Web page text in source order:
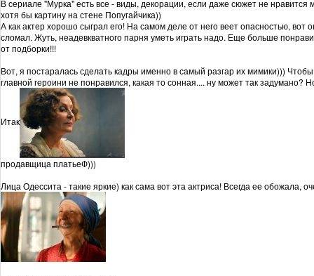
В сериале "Мурка" есть все - виды, декорации, если даже сюжет не нравится
хотя бы картину на стене Попугайчика))
А как актер хорошо сыграл его! На самом деле от него веет опасностью, вот
сломал. Жуть, неадевкватного парня уметь играть надо. Еще больше
от подборки!!!
Вот, я постаралась сделать кадры именно в самый разгар их мимики)))
главной героини не понравился, какая то сонная.... ну может так задумано?
Итак
продавщица платьеФ)))
Лица Одессита - такие яркие) как сама вот эта актриса! Всегда ее обожала,